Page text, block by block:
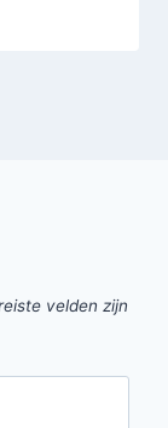
velden zijn